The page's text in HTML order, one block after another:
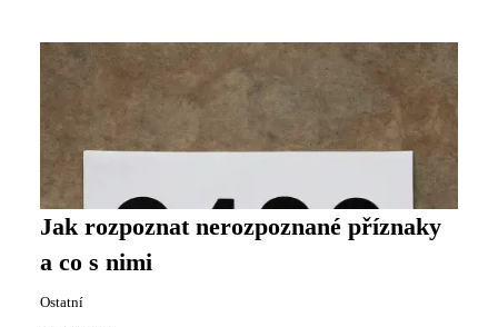
Jak rozpoznat nerozpoznané příznaky
a co s nimi
Ostatní